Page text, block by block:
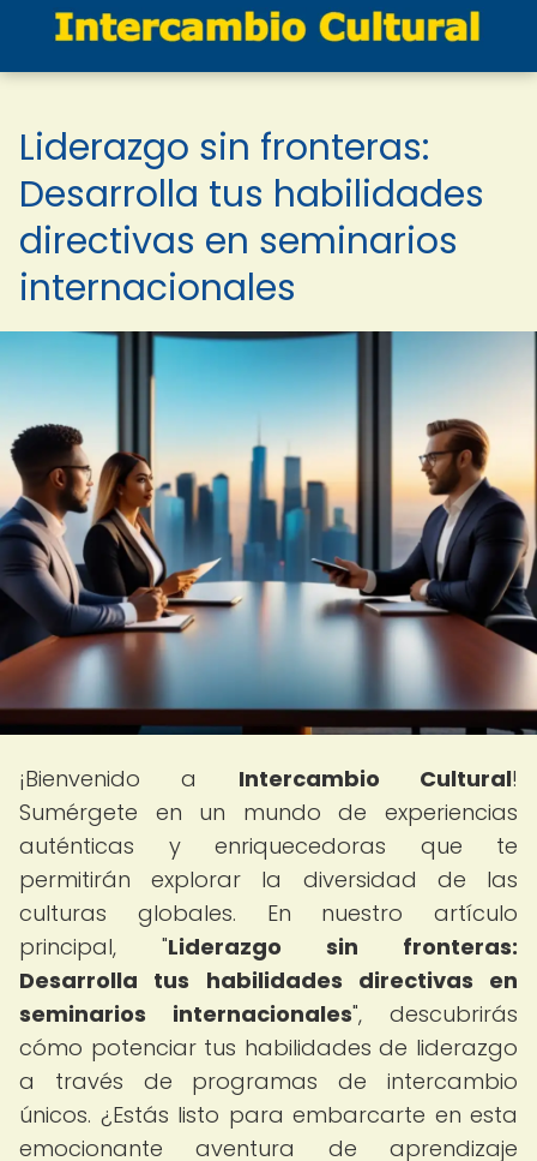
Liderazgo sin fronteras:
Desarrolla tus habilidades
directivas en seminarios
internacionales
¡Bienvenido a Intercambio Cultural!
Sumérgete en un mundo de experiencias
auténticas y enriquecedoras que te
permitirán explorar la diversidad de las
culturas globales. En nuestro artículo
principal, "Liderazgo sin fronteras:
Desarrolla tus habilidades directivas en
seminarios internacionales", descubrirás
cómo potenciar tus habilidades de liderazgo
a través de programas de intercambio
únicos. ¿Estás listo para embarcarte en esta
emocionante aventura de aprendizaje